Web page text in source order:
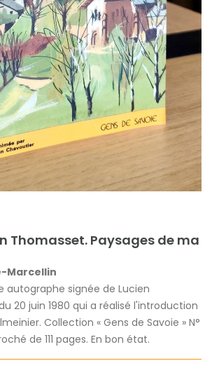
Thomasset. Paysages de ma
Marcellin
autographe signée de Lucien
20 juin 1980 qui a réalisé l'introduction
Collection « Gens de Savoie » N°
de 111 pages. En bon état.